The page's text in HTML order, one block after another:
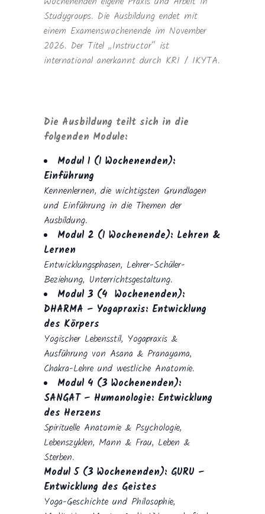
Studygroups. Die Ausbildung endet mit
einem Examenswochenende im November
2026. Der Titel „Instructor“ ist
international anerkannt durch KRI / IKYTA.
Die Ausbildung teilt sich in die
folgenden Module:
Modul 1 (1 Wochenenden):
Einführung
Kennenlernen, die wichtigsten Grundlagen
und Einführung in die Themen der
Ausbildung.
Modul 2 (1 Wochenende): Lehren &
Lernen
Entwicklungsphasen, Lehrer-Schüler-
Beziehung, Unterrichtsgestaltung.
Modul 3 (4 Wochenenden):
DHARMA – Yogapraxis: Entwicklung
des Körpers
Yogischer Lebensstil, Yogapraxis &
Ausführung von Asana & Pranayama,
Chakra-Lehre und westliche Anatomie.
Modul 4 (3 Wochenenden):
SANGAT – Humanologie: Entwicklung
des Herzens
Spirituelle Anatomie & Psychologie,
Lebenszyklen, Mann & Frau, Leben &
Sterben.
Modul 5 (3 Wochenenden): GURU –
Entwicklung des Geistes
Yoga-Geschichte und Philosophie,